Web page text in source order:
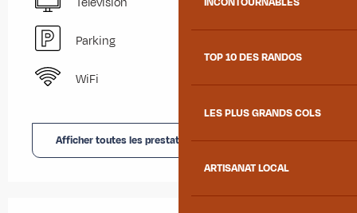
TOP 10 DES RANDOS
LES PLUS GRANDS COLS
ARTISANAT LOCAL
Parking
WiFi
Afficher toutes les prestations